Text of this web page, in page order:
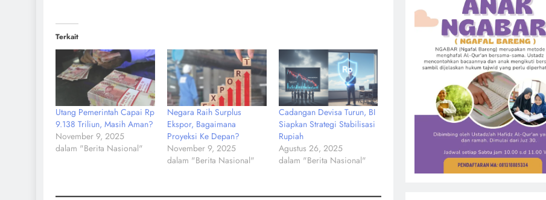
Terkait
Utang Pemerintah Capai Rp
9.138 Triliun, Masih Aman?
November 9, 2025
dalam "Berita Nasional"
Negara Raih Surplus
Ekspor, Bagaimana
Proyeksi Ke Depan?
November 9, 2025
dalam "Berita Nasional"
Cadangan Devisa Turun, BI
Siapkan Strategi Stabilisasi
Rupiah
Agustus 26, 2025
dalam "Berita Nasional"